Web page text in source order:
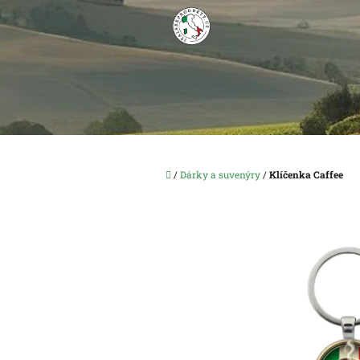
na
obsah
Domů
/Dárky a suvenýry/Klíčenka Caffee